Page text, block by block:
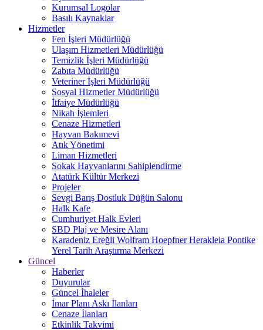
Kurumsal Logolar
Basılı Kaynaklar
Hizmetler
Fen İşleri Müdürlüğü
Ulaşım Hizmetleri Müdürlüğü
Temizlik İşleri Müdürlüğü
Zabıta Müdürlüğü
Veteriner İşleri Müdürlüğü
Sosyal Hizmetler Müdürlüğü
İtfaiye Müdürlüğü
Nikah İşlemleri
Cenaze Hizmetleri
Hayvan Bakımevi
Atık Yönetimi
Liman Hizmetleri
Sokak Hayvanlarını Sahiplendirme
Atatürk Kültür Merkezi
Projeler
Sevgi Barış Dostluk Düğün Salonu
Halk Kafe
Cumhuriyet Halk Evleri
SBD Plaj ve Mesire Alanı
Karadeniz Ereğli Wolfram Hoepfner Herakleia Pontike
Yerel Tarih Araştırma Merkezi
Güncel
Haberler
Duyurular
Güncel İhaleler
İmar Planı Askı İlanları
Cenaze İlanları
Etkinlik Takvimi